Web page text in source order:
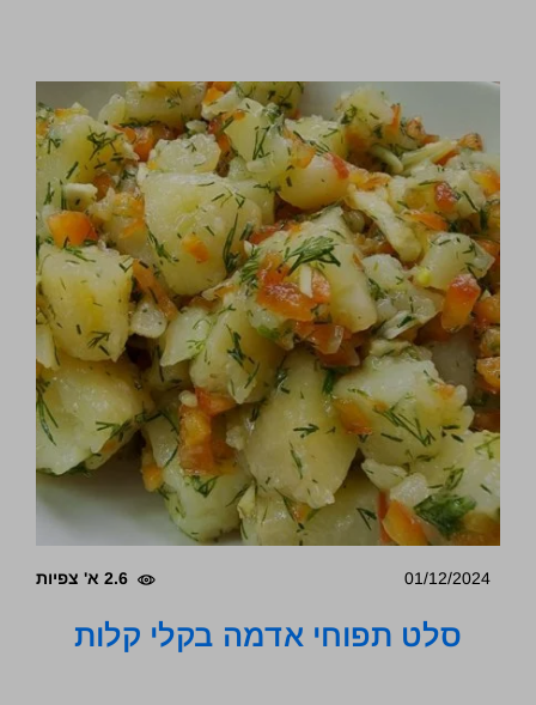
01/12/2024 2.6 א' צפיות
סלט תפוחי אדמה בקלי קלות